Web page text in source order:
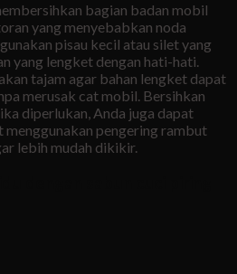
bagian badan mobil
yang menyebabkan noda
pisau kecil atau silet yang
yang lengket dengan hati-hati.
tajam agar bahan lengket dapat
merusak cat mobil. Bersihkan
diperlukan, Anda juga dapat
menggunakan pengering rambut
lebih mudah dikikir.